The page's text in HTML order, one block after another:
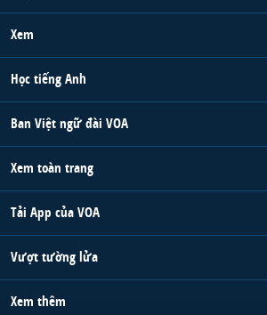
Xem
Học tiếng Anh
Ban Việt ngữ đài VOA
Xem toàn trang
Tải App của VOA
Vượt tường lửa
Xem thêm